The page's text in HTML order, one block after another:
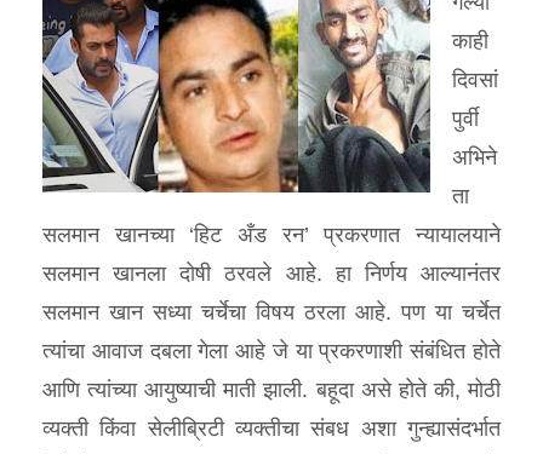
काही
दिवसां
पुर्वी
अभिने
ता
सलमान खानच्या ‘हिट अँड रन’ प्रकरणात न्यायालयाने
सलमान खानला दोषी ठरवले आहे. हा निर्णय आल्यानंतर
सलमान खान सध्या चर्चेचा विषय ठरला आहे. पण या चर्चेत
त्यांचा आवाज दबला गेला आहे जे या प्रकरणाशी संबंधित होते
आणि त्यांच्या आयुष्याची माती झाली. बहूदा असे होते की, मोठी
व्यक्ती किंवा सेलीब्रिटी व्यक्तीचा संबध अशा गुन्ह्यासंदर्भात